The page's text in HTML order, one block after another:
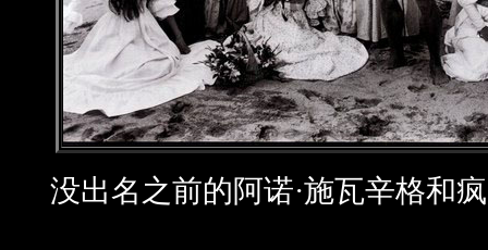
没出名之前的阿诺·施瓦辛格和